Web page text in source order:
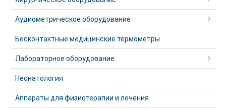
Аудиометрическое оборудование
Бесконтактные медицинские термометры
Лабораторное оборудование
Неонатология
Аппараты для физиотерапии и лечения